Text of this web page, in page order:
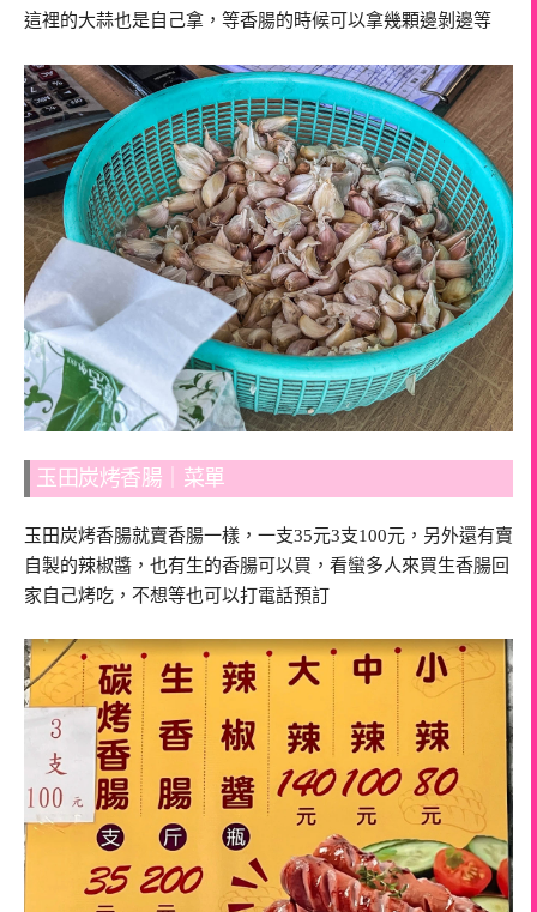
這裡的大蒜也是自己拿，等香腸的時候可以拿幾顆邊剝邊等
玉田炭烤香腸｜菜單
玉田炭烤香腸就賣香腸一樣，一支35元3支100元，另外還有賣
自製的辣椒醬，也有生的香腸可以買，看蠻多人來買生香腸回
家自己烤吃，不想等也可以打電話預訂